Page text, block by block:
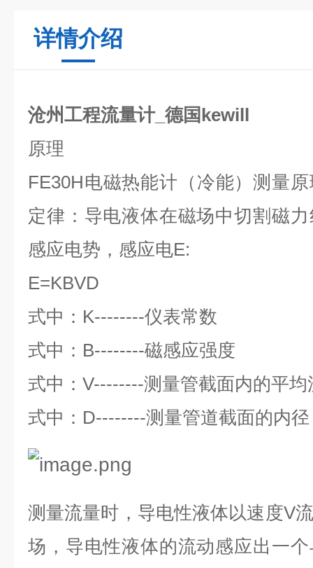
详情介绍
沧州工程流量计_德国kewill
原理
FE30H电磁热能计（冷能）测量
定律：导电液体在磁场中切割磁
感应电势，感应电E:
E=KBVD
式中： K--------仪表常数
式中： B--------磁感应强度
式中： V--------测量管截面内的平均
式中： D--------测量管道截面的内径
测量流量时，导电性液体以速度V
场，导电性液体的流动感应出一